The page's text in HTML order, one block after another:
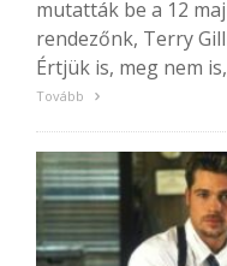
mutatták be a 12
rendezőnk, Terry
Értjük is, meg nem
Tovább